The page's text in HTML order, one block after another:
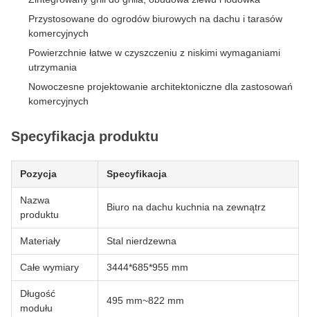
Przystosowane do ogrodów biurowych na dachu i tarasów
komercyjnych
Powierzchnie łatwe w czyszczeniu z niskimi wymaganiami
utrzymania
Nowoczesne projektowanie architektoniczne dla zastosowań
komercyjnych
Specyfikacja produktu
Pozycja Specyfikacja
Nazwa
produktu
Biuro na dachu kuchnia na zewnątrz
Materiały Stal nierdzewna
Całe wymiary 3444*685*955 mm
Długość
modułu
495 mm~822 mm